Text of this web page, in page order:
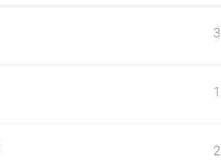
3
1
2